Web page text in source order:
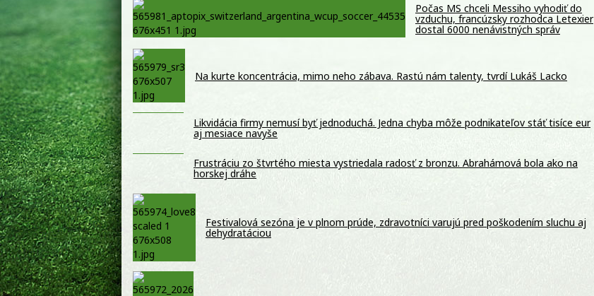
Počas MS chceli Messiho vyhodiť do
vzduchu, francúzsky rozhodca Letexier
dostal 6000 nenávistných správ
Na kurte koncentrácia, mimo neho zábava. Rastú nám talenty, tvrdí Lukáš Lacko
Likvidácia firmy nemusí byť jednoduchá. Jedna chyba môže podnikateľov stáť tisíce eur
aj mesiace navyše
Frustráciu zo štvrtého miesta vystriedala radosť z bronzu. Abrahámová bola ako na
horskej dráhe
Festivalová sezóna je v plnom prúde, zdravotníci varujú pred poškodením sluchu aj
dehydratáciou